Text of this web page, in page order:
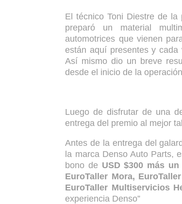
El técnico Toni Diestre de la
preparó un material
automotrices que vienen
están aquí presentes y
Así mismo dio un breve
desde el inicio de la
Luego de disfrutar de una
entrega del premio al mejor
Antes de la entrega del
la marca Denso Auto Parts,
bono de USD $300 más
EuroTaller Mora,
EuroTaller Multiservicios
experiencia Denso”